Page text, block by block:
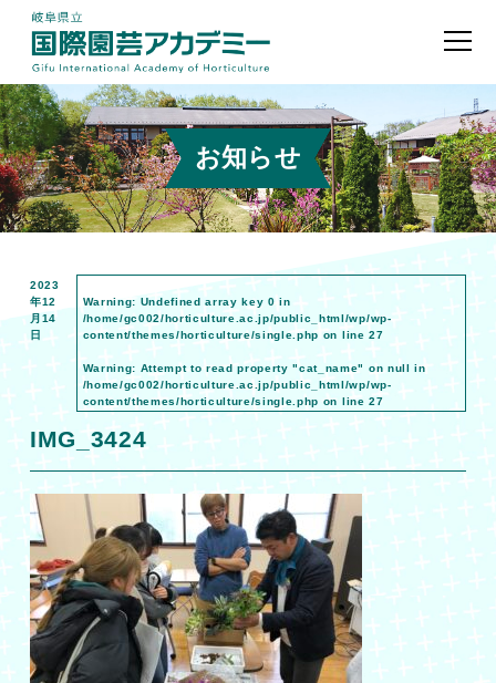
お知らせ
2023
年12
月14
日
Warning: Undefined array key 0 in
/home/gc002/horticulture.ac.jp/public_html/wp/wp-
content/themes/horticulture/single.php on line27
Warning: Attempt to read property "cat_name" on null in
/home/gc002/horticulture.ac.jp/public_html/wp/wp-
content/themes/horticulture/single.php on line27
IMG_3424